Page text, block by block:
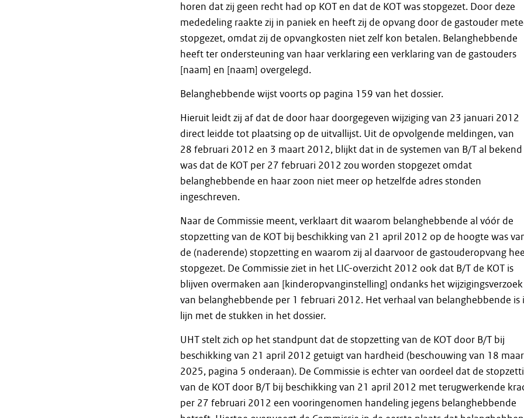
horen dat zij geen recht had op KOT en dat de KOT was stopgezet. Door deze
mededeling raakte zij in paniek en heeft zij de opvang door de gastouder
stopgezet, omdat zij de opvangkosten niet zelf kon betalen. Belanghebbende
heeft ter ondersteuning van haar verklaring een verklaring van de gastouders
[naam] en [naam] overgelegd.
Belanghebbende wijst voorts op pagina 159 van het dossier.
Hieruit leidt zij af dat de door haar doorgegeven wijziging van 23 januari 2012
direct leidde tot plaatsing op de uitvallijst. Uit de opvolgende meldingen, van
28 februari 2012 en 3 maart 2012, blijkt dat in de systemen van B/T al bekend
was dat de KOT per 27 februari 2012 zou worden stopgezet omdat
belanghebbende en haar zoon niet meer op hetzelfde adres stonden
ingeschreven.
Naar de Commissie meent, verklaart dit waarom belanghebbende al vóór de
stopzetting van de KOT bij beschikking van 21 april 2012 op de hoogte was
de (naderende) stopzetting en waarom zij al daarvoor de gastouderopvang
stopgezet. De Commissie ziet in het LIC-overzicht 2012 ook dat B/T de KOT is
blijven overmaken aan [kinderopvanginstelling] ondanks het wijzigingsverzoek
van belanghebbende per 1 februari 2012. Het verhaal van belanghebbende is
lijn met de stukken in het dossier.
UHT stelt zich op het standpunt dat de stopzetting van de KOT door B/T bij
beschikking van 21 april 2012 getuigt van hardheid (beschouwing van 18
2025, pagina 5 onderaan). De Commissie is echter van oordeel dat de
van de KOT door B/T bij beschikking van 21 april 2012 met terugwerkende
per 27 februari 2012 een vooringenomen handeling jegens belanghebbende